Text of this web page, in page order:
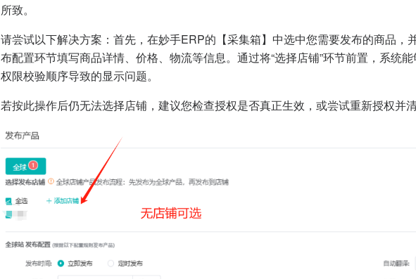
所致。
请尝试以下解决方案：首先，在妙手ERP的【采集箱】中选中您需要发布的商品
布配置环节填写商品详情、价格、物流等信息。通过将“选择店铺”环节前置，系统
权限校验顺序导致的显示问题。
若按此操作后仍无法选择店铺，建议您检查授权是否真正生效，或尝试重新授权并